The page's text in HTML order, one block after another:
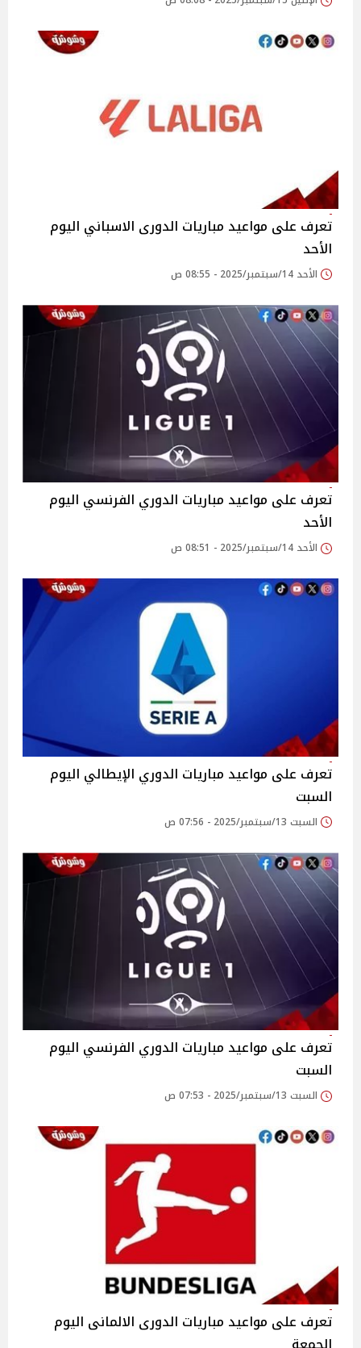
تعرف على مواعيد مباريات الدورى الاسباني اليوم
الأحد
الأحد 14/سبتمبر/2025 - 08:55 ص
تعرف على مواعيد مباريات الدوري الفرنسي اليوم
الأحد
الأحد 14/سبتمبر/2025 - 08:51 ص
تعرف على مواعيد مباريات الدوري الإيطالي اليوم
السبت
السبت 13/سبتمبر/2025 - 07:56 ص
تعرف على مواعيد مباريات الدوري الفرنسي اليوم
السبت
السبت 13/سبتمبر/2025 - 07:53 ص
تعرف على مواعيد مباريات الدورى الالمانى اليوم